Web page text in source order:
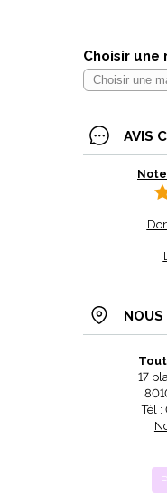
Choisir une
AVIS
NOUS
17
Tél